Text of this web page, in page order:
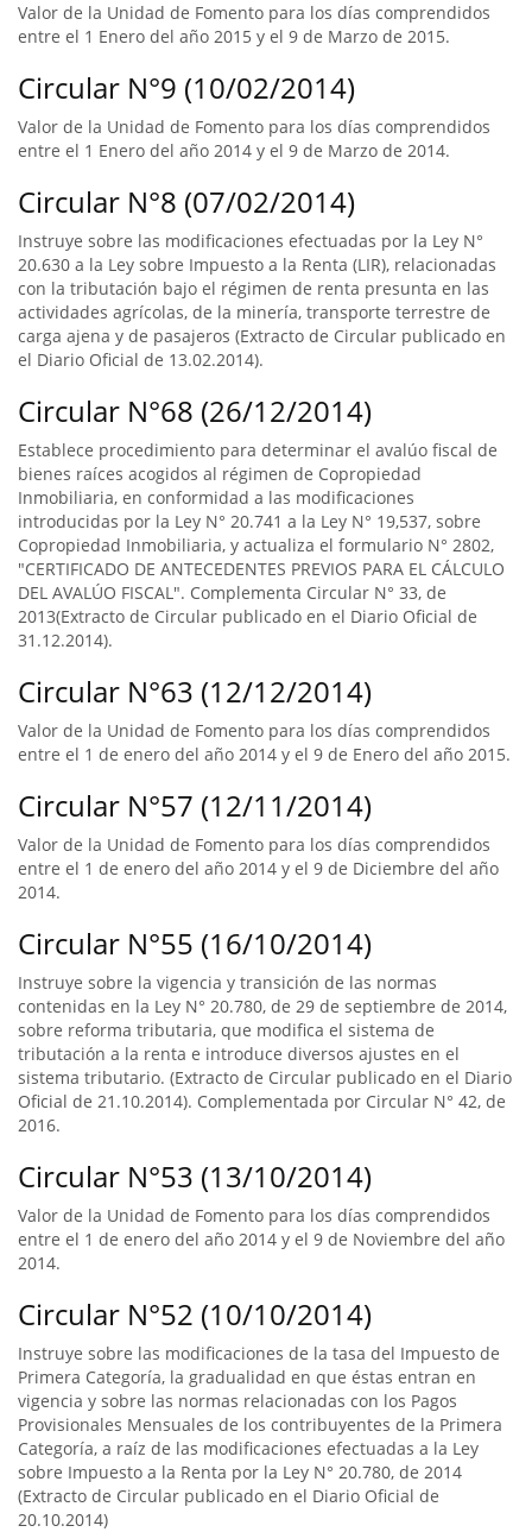
Valor de la Unidad de Fomento para los días comprendidos
entre el 1 Enero del año 2015 y el 9 de Marzo de 2015.
Circular N°9 (10/02/2014)
Valor de la Unidad de Fomento para los días comprendidos
entre el 1 Enero del año 2014 y el 9 de Marzo de 2014.
Circular N°8 (07/02/2014)
Instruye sobre las modificaciones efectuadas por la Ley N°
20.630 a la Ley sobre Impuesto a la Renta (LIR), relacionadas
con la tributación bajo el régimen de renta presunta en las
actividades agrícolas, de la minería, transporte terrestre de
carga ajena y de pasajeros (Extracto de Circular publicado en
el Diario Oficial de 13.02.2014).
Circular N°68 (26/12/2014)
Establece procedimiento para determinar el avalúo fiscal de
bienes raíces acogidos al régimen de Copropiedad
Inmobiliaria, en conformidad a las modificaciones
introducidas por la Ley N° 20.741 a la Ley N° 19,537, sobre
Copropiedad Inmobiliaria, y actualiza el formulario N° 2802,
"CERTIFICADO DE ANTECEDENTES PREVIOS PARA EL CÁLCULO
DEL AVALÚO FISCAL". Complementa Circular N° 33, de
2013(Extracto de Circular publicado en el Diario Oficial de
31.12.2014).
Circular N°63 (12/12/2014)
Valor de la Unidad de Fomento para los días comprendidos
entre el 1 de enero del año 2014 y el 9 de Enero del año 2015.
Circular N°57 (12/11/2014)
Valor de la Unidad de Fomento para los días comprendidos
entre el 1 de enero del año 2014 y el 9 de Diciembre del año
2014.
Circular N°55 (16/10/2014)
Instruye sobre la vigencia y transición de las normas
contenidas en la Ley N° 20.780, de 29 de septiembre de 2014,
sobre reforma tributaria, que modifica el sistema de
tributación a la renta e introduce diversos ajustes en el
sistema tributario. (Extracto de Circular publicado en el Diario
Oficial de 21.10.2014). Complementada por Circular N° 42, de
2016.
Circular N°53 (13/10/2014)
Valor de la Unidad de Fomento para los días comprendidos
entre el 1 de enero del año 2014 y el 9 de Noviembre del año
2014.
Circular N°52 (10/10/2014)
Instruye sobre las modificaciones de la tasa del Impuesto de
Primera Categoría, la gradualidad en que éstas entran en
vigencia y sobre las normas relacionadas con los Pagos
Provisionales Mensuales de los contribuyentes de la Primera
Categoría, a raíz de las modificaciones efectuadas a la Ley
sobre Impuesto a la Renta por la Ley N° 20.780, de 2014
(Extracto de Circular publicado en el Diario Oficial de
20.10.2014)